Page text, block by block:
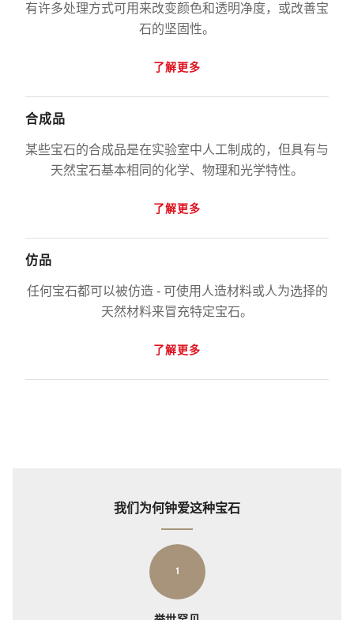
有许多处理方式可用来改变颜色和透明净度，或改善宝
石的坚固性。
了解更多
合成品
某些宝石的合成品是在实验室中人工制成的，但具有与
天然宝石基本相同的化学、物理和光学特性。
了解更多
仿品
任何宝石都可以被仿造 - 可使用人造材料或人为选择的
天然材料来冒充特定宝石。
了解更多
我们为何钟爱这种宝石
1